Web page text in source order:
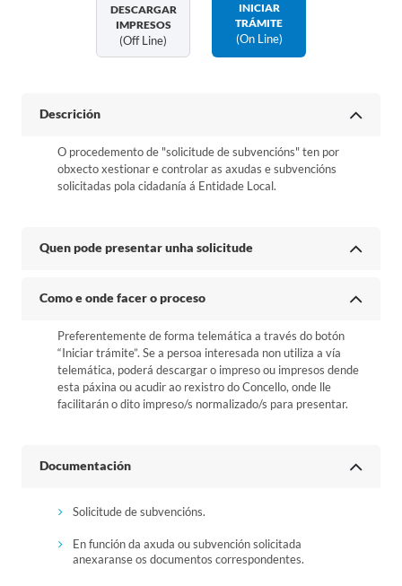
DESCARGAR
IMPRESOS
(off Line)
INICIAR
TRÁMITE
(on Line)
Descrición
O procedemento de "solicitude de subvencións" ten por
obxecto xestionar e controlar as axudas e subvencións
solicitadas pola cidadanía á Entidade Local.
Quen pode presentar unha solicitude
Como e onde facer o proceso
Preferentemente de forma telemática a través do botón
“Iniciar trámite”. Se a persoa interesada non utiliza a vía
telemática, poderá descargar o impreso ou impresos dende
esta páxina ou acudir ao rexistro do Concello, onde lle
facilitarán o dito impreso/s normalizado/s para presentar.
Documentación
Solicitude de subvencións.
En función da axuda ou subvención solicitada
anexaranse os documentos correspondentes.